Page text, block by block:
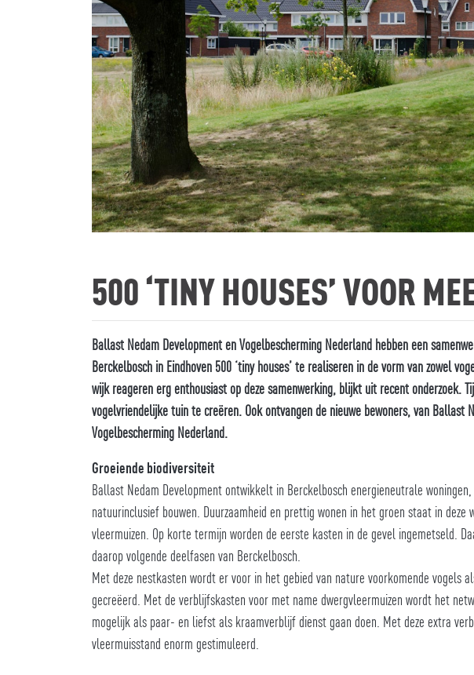
500 ‘TINY HOUSES’ VOOR
Ballast Nedam Development en Vogelbescherming Nederland hebben een
Berckelbosch in Eindhoven 500 ‘tiny houses’ te realiseren in de vorm van zowel
wijk reageren erg enthousiast op deze samenwerking, blijkt uit recent onderzoek.
vogelvriendelijke tuin te creëren. Ook ontvangen de nieuwe bewoners, van Ballast
Vogelbescherming Nederland.
Groeiende biodiversiteit
Ballast Nedam Development ontwikkelt in Berckelbosch energieneutrale
natuurinclusief bouwen. Duurzaamheid en prettig wonen in het groen staat in
vleermuizen. Op korte termijn worden de eerste kasten in de gevel ingemetseld.
daarop volgende deelfasen van Berckelbosch.
Met deze nestkasten wordt er voor in het gebied van nature voorkomende vogels
gecreëerd. Met de verblijfskasten voor met name dwergvleermuizen wordt het
mogelijk als paar- en liefst als kraamverblijf dienst gaan doen. Met deze extra
vleermuisstand enorm gestimuleerd.